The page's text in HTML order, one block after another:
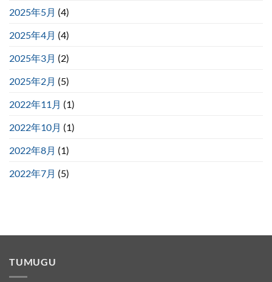
2025年5月 (4)
2025年4月 (4)
2025年3月 (2)
2025年2月 (5)
2022年11月 (1)
2022年10月 (1)
2022年8月 (1)
2022年7月 (5)
TUMUGU